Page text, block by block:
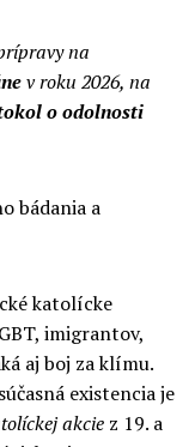
na
v roku 2026, na
o odolnosti
bádania a
katolícke
imigrantov,
aj boj za klímu.
existencia je
akcie z 19. a